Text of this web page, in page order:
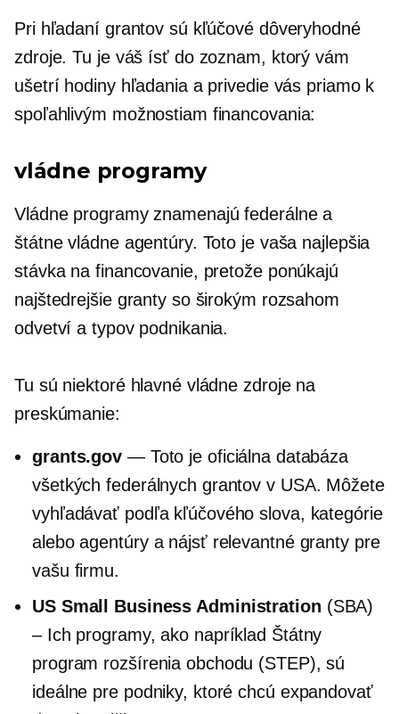
Pri hľadaní grantov sú kľúčové dôveryhodné
zdroje. Tu je váš ísť dozoznam, ktorý vám
ušetrí hodiny hľadania a privedie vás priamo k
spoľahlivým možnostiam financovania:
vládne programy
Vládne programy znamenajú federálne a
štátne vládne agentúry. Toto je vaša najlepšia
stávka na financovanie, pretože ponúkajú
najštedrejšie granty so širokým rozsahom
odvetví a typov podnikania.
Tu sú niektoré hlavné vládne zdroje na
preskúmanie:
grants.gov — Toto je oficiálna databáza
všetkých federálnych grantov v USA. Môžete
vyhľadávať podľa kľúčového slova, kategórie
alebo agentúry a nájsť relevantné granty pre
vašu firmu.
US Small Business Administration (SBA)
– Ich programy, ako napríklad Štátny
program rozšírenia obchodu (STEP), sú
ideálne pre podniky, ktoré chcú expandovať